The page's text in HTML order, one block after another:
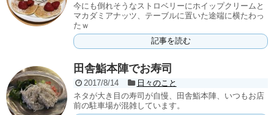
今にも倒れそうなストロベリーにホイップクリームと
マカダミアナッツ、テーブルに置いた途端に横たわっ
たｗ
記事を読む
田舎鮨本陣でお寿司
2017/8/14
日々のこと
ネタが大き目の寿司が自慢、田舎鮨本陣、いつもお店
前の駐車場が混雑しています。